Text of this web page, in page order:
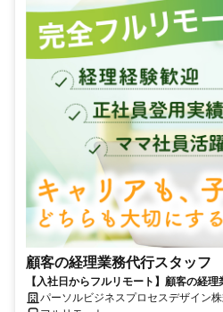
顧客の経理業務代行スタッフ
【入社日からフルリモート】顧客の経理
パーソルビジネスプロセスデザイン